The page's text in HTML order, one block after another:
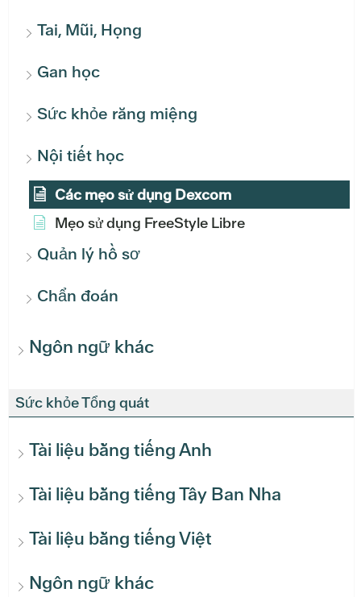
Tai, Mũi, Họng
Gan học
Sức khỏe răng miệng
Nội tiết học
Các mẹo sử dụng Dexcom
Mẹo sử dụng FreeStyle Libre
Quản lý hồ sơ
Chẩn đoán
Ngôn ngữ khác
Sức khỏe Tổng quát
Tài liệu bằng tiếng Anh
Tài liệu bằng tiếng Tây Ban Nha
Tài liệu bằng tiếng Việt
Ngôn ngữ khác